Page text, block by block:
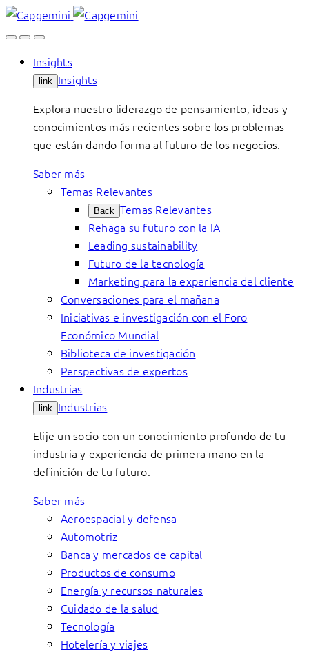
Skip
to
Insights
link Insights
Explora nuestro liderazgo de pensamiento, ideas y
conocimientos más recientes sobre los problemas
que están dando forma al futuro de los negocios.
Saber más
Temas Relevantes
Back Temas Relevantes
Rehaga su futuro con la IA
Leading sustainability
Futuro de la tecnología
Marketing para la experiencia del cliente
Conversaciones para el mañana
Iniciativas e investigación con el Foro
Económico Mundial
Biblioteca de investigación
Perspectivas de expertos
Industrias
link Industrias
Elije un socio con un conocimiento profundo de tu
industria y experiencia de primera mano en la
definición de tu futuro.
Saber más
Aeroespacial y defensa
Automotriz
Banca y mercados de capital
Productos de consumo
Energía y recursos naturales
Cuidado de la salud
Tecnología
Hotelería y viajes